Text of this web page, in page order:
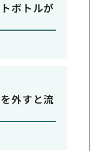
ボトルが
外すと流